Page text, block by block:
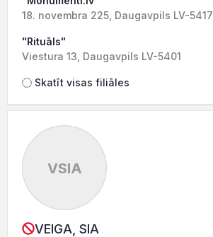
18. novembra 225, Daugavpils LV-5417
"Rituāls"
Viestura 13, Daugavpils LV-5401
Skatīt visas filiāles
VSIA
VEIGA, SIA